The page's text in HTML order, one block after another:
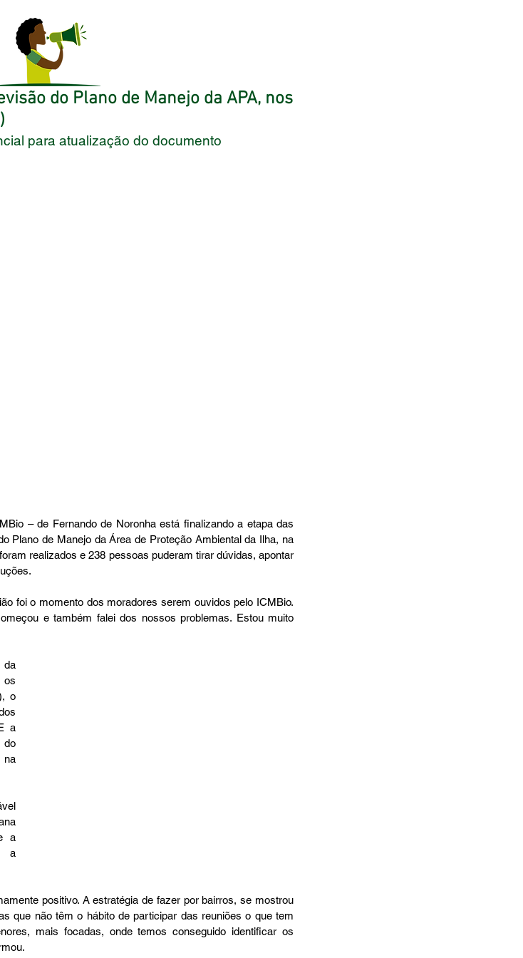
do Plano de Manejo da APA, nos
para atualização do documento
– de Fernando de Noronha está finalizando a etapa das
Plano de Manejo da Área de Proteção Ambiental da Ilha, na
realizados e 238 pessoas puderam tirar dúvidas, apontar
foi o momento dos moradores serem ouvidos pelo ICMBio.
e também falei dos nossos problemas. Estou muito
da
os
o
a
do
na
a
a
positivo. A estratégia de fazer por bairros, se mostrou
que não têm o hábito de participar das reuniões o que tem
mais focadas, onde temos conseguido identificar os